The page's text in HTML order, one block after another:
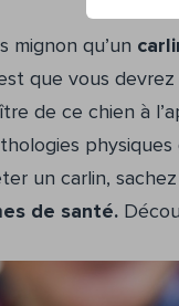
mignon qu’un
que vous
de ce chien à
un carlin,
de santé.